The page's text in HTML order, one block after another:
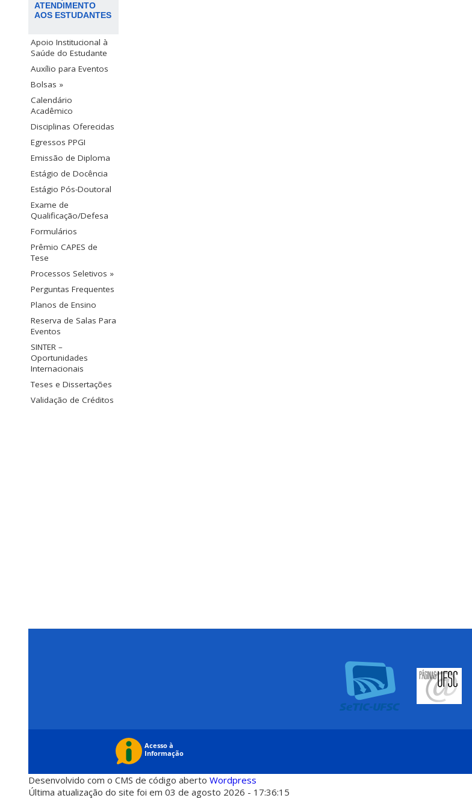
ATENDIMENTO
AOS ESTUDANTES
Apoio Institucional à
Saúde do Estudante
Auxílio para Eventos
Bolsas »
Calendário
Acadêmico
Disciplinas Oferecidas
Egressos PPGI
Emissão de Diploma
Estágio de Docência
Estágio Pós-Doutoral
Exame de
Qualificação/Defesa
Formulários
Prêmio CAPES de
Tese
Processos Seletivos »
Perguntas Frequentes
Planos de Ensino
Reserva de Salas Para
Eventos
SINTER –
Oportunidades
Internacionais
Teses e Dissertações
Validação de Créditos
Desenvolvido com o CMS de código aberto Wordpress
Última atualização do site foi em 03 de agosto 2026 - 17:36:15